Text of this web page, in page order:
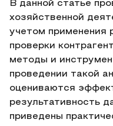
В данной статье
хозяйственной
учетом применения
проверки
методы и
проведении такой
оцениваются
результативность
приведены